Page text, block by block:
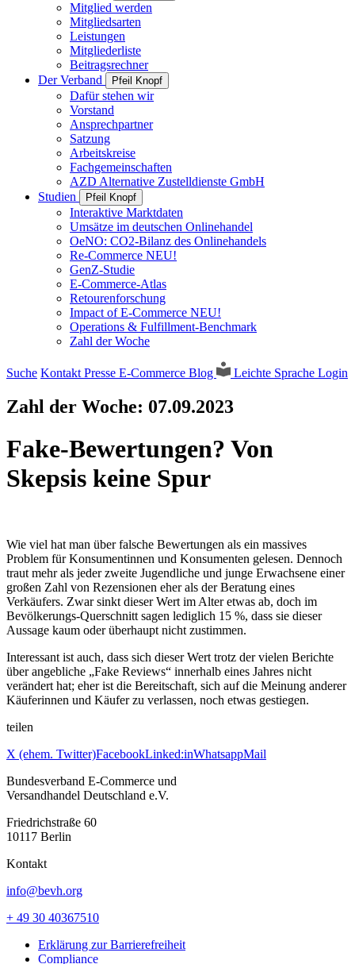
Mitglied werden
Mitgliedsarten
Leistungen
Mitgliederliste
Beitragsrechner
Der Verband
Pfeil Knopf
Dafür stehen wir
Vorstand
Ansprechpartner
Satzung
Arbeitskreise
Fachgemeinschaften
AZD Alternative Zustelldienste GmbH
Studien
Pfeil Knopf
Interaktive Marktdaten
Umsätze im deutschen Onlinehandel
OeNO: CO2-Bilanz des Onlinehandels
Re-Commerce NEU!
GenZ-Studie
E-Commerce-Atlas
Retourenforschung
Impact of E-Commerce NEU!
Operations & Fulfillment-Benchmark
Zahl der Woche
Suche Kontakt Presse E-Commerce Blog Leichte Sprache Login
Zahl der Woche: 07.09.2023
Fake-Bewertungen? Von
Skepsis keine Spur
Wie viel hat man über falsche Bewertungen als ein massives
Problem für Konsumentinnen und Konsumenten gelesen. Dennoch
traut mehr als jeder zweite Jugendliche und junge Erwachsene einer
großen Zahl von Rezensionen eher als der Beratung eines
Verkäufers. Zwar sinkt dieser Wert im Alter etwas ab, doch im
Bevölkerungs-Querschnitt sagen lediglich 15 %, dass sie dieser
Aussage kaum oder überhaupt nicht zustimmen.
Interessant ist auch, dass sich dieser Wert trotz der vielen Berichte
über angebliche „Fake Reviews“ innerhalb eines Jahres nicht
verändert hat; eher ist die Bereitschaft, sich auf die Meinung anderer
Käuferinnen und Käufer zu verlassen, noch etwas gestiegen.
teilen
X (ehem. Twitter)FacebookLinked:inWhatsappMail
Bundesverband E-Commerce und
Versandhandel Deutschland e.V.
Friedrichstraße 60
10117 Berlin
Kontakt
info@bevh.org
+ 49 30 40367510
Erklärung zur Barrierefreiheit
Compliance